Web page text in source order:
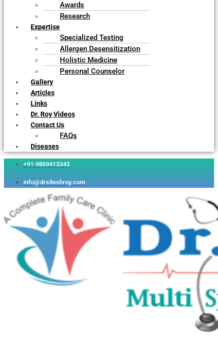
Awards
Research
Expertise
Specialized Testing
Allergen Desensitization
Holistic Medicine
Personal Counselor
Gallery
Articles
Links
Dr. Roy Videos
Contact Us
FAQs
Diseases
+91-9869413343
info@drsiteshroy.com